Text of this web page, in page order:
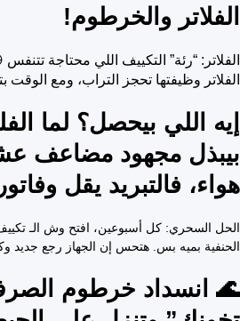
الفلاتر والخرطوم!
الفلاتر: “رئة” التكييف اللي محتاجة تتنفس
الفلاتر وظيفتها تحجز التراب، ومع الوقت
إيه اللي بيحصل؟ لما
بيبذل مجهود مضاعف
هواء، فالتبريد يقل
الحل السحري: كل أسبوعين، افتح وش الـ
الحنفية بميه بس. هتحس إن الجهاز رجع جديد
🌊 انسداد خرطوم